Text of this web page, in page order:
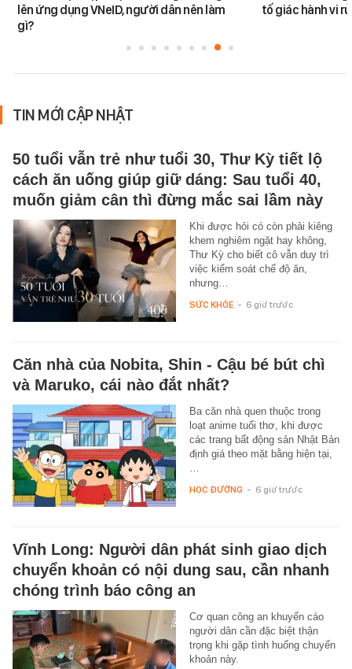
lên ứng dụng VNeID, người dân nên làm
gì?
tố giác hành vi
TIN MỚI CẬP NHẬT
50 tuổi vẫn trẻ như tuổi 30, Thư Kỳ tiết lộ
cách ăn uống giúp giữ dáng: Sau tuổi 40,
muốn giảm cân thì đừng mắc sai lầm này
Khi được hỏi có còn phải kiêng
khem nghiêm ngặt hay không,
Thư Kỳ cho biết cô vẫn duy trì
việc kiểm soát chế độ ăn,
nhưng…
SỨC KHỎE - 6 giờ trước
Căn nhà của Nobita, Shin - Cậu bé bút chì
và Maruko, cái nào đắt nhất?
Ba căn nhà quen thuộc trong
loạt anime tuổi thơ, khi được
các trang bất động sản Nhật Bản
định giá theo mặt bằng hiện tại,
…
HỌC ĐƯỜNG - 6 giờ trước
Vĩnh Long: Người dân phát sinh giao dịch
chuyển khoản có nội dung sau, cần nhanh
chóng trình báo công an
Cơ quan công an khuyến cáo
người dân cần đặc biệt thận
trọng khi gặp tình huống chuyển
khoản này.